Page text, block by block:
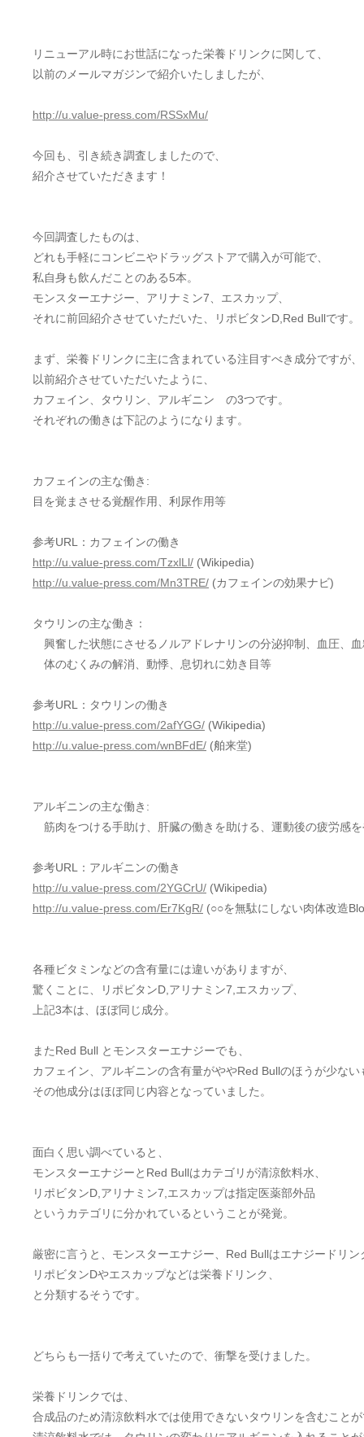
リニューアル時にお世話になった栄養ドリンクに関して、
以前のメールマガジンで紹介いたしましたが、
http://u.value-press.com/RSSxMu/
今回も、引き続き調査しましたので、
紹介させていただきます！
今回調査したものは、
どれも手軽にコンビニやドラッグストアで購入が可能で、
私自身も飲んだことのある5本。
モンスターエナジー、アリナミン7、エスカップ、
それに前回紹介させていただいた、リポビタンD,Red Bullです。
まず、栄養ドリンクに主に含まれている注目すべき成分ですが、
以前紹介させていただいたように、
カフェイン、タウリン、アルギニン の3つです。
それぞれの働きは下記のようになります。
カフェインの主な働き:
目を覚まさせる覚醒作用、利尿作用等
参考URL：カフェインの働き
http://u.value-press.com/TzxlLl/ (Wikipedia)
http://u.value-press.com/Mn3TRE/ (カフェインの効果ナビ)
タウリンの主な働き：
興奮した状態にさせるノルアドレナリンの分泌抑制、血圧、
体のむくみの解消、動悸、息切れに効き目等
参考URL：タウリンの働き
http://u.value-press.com/2afYGG/ (Wikipedia)
http://u.value-press.com/wnBFdE/ (舶来堂)
アルギニンの主な働き:
筋肉をつける手助け、肝臓の働きを助ける、運動後の疲労感
参考URL：アルギニンの働き
http://u.value-press.com/2YGCrU/ (Wikipedia)
http://u.value-press.com/Er7KgR/ (○○を無駄にしない肉体改造
各種ビタミンなどの含有量には違いがありますが、
驚くことに、リポビタンD,アリナミン7,エスカップ、
上記3本は、ほぼ同じ成分。
またRed Bull とモンスターエナジーでも、
カフェイン、アルギニンの含有量がややRed Bullのほうが少ない
その他成分はほぼ同じ内容となっていました。
面白く思い調べていると、
モンスターエナジーとRed Bullはカテゴリが清涼飲料水、
リポビタンD,アリナミン7,エスカップは指定医薬部外品
というカテゴリに分かれているということが発覚。
厳密に言うと、モンスターエナジー、Red Bullはエナジードリン
リポビタンDやエスカップなどは栄養ドリンク、
と分類するそうです。
どちらも一括りで考えていたので、衝撃を受けました。
栄養ドリンクでは、
合成品のため清涼飲料水では使用できないタウリンを含むこと